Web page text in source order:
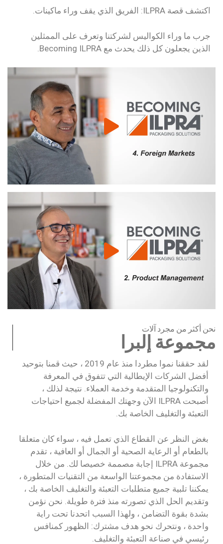
اكتشف قصة ILPRA: الفريق الذي يقف وراء ماكينات.
جرب ما وراء الكواليس لشركتنا وتعرف على الممثلين
الذين يجعلون كل ذلك يحدث مع Becoming ILPRA.
نحن أكثر من مجرد آلات
مجموعة إلبرا
لقد حققنا نموا مطردا منذ عام 2019 ، حيث قمنا بتوحيد
أفضل الشركات الإيطالية التي تتفوق في المعرفة
والتكنولوجيا المتقدمة وخدمة العملاء. نتيجة لذلك ،
أصبحت ILPRA الآن وجهتك المفضلة لجميع احتياجات
التعبئة والتغليف الخاصة بك.
بغض النظر عن القطاع الذي تعمل فيه ، سواء كان متعلقا
بالطعام أو الرعاية الصحية أو الجمال أو العافية ، تقدم
مجموعة ILPRA إجابة مصممة خصيصا لك. من خلال
الاستفادة من مجموعتنا الواسعة من التقنيات المتطورة ،
يمكننا تلبية جميع متطلبات التعبئة والتغليف الخاصة بك ،
وتقديم الحل الذي تصورته منذ فترة طويلة. نحن نؤمن
بشدة بقوة التضامن ، ولهذا السبب اتحدنا تحت راية
واحدة ، ونتحرك نحو هدف مشترك: الظهور كمنافس
رئيسي في صناعة التعبئة والتغليف.